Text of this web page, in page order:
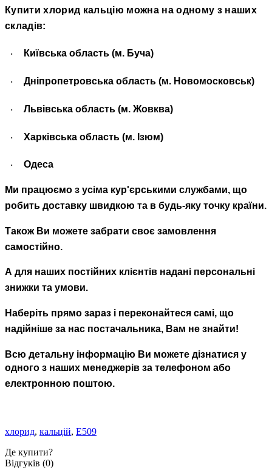
Купити хлорид кальцію можна на одному з наших
складів:
· Київська область (м. Буча)
· Дніпропетровська область (м. Новомосковськ)
· Львівська область (м. Жовква)
· Харківська область (м. Ізюм)
· Одеса
Ми працюємо з усіма кур'єрськими службами, що
робить доставку швидкою та в будь-яку точку країни.
Також Ви можете забрати своє замовлення
самостійно.
А для наших постійних клієнтів надані персональні
знижки та умови.
Наберіть прямо зараз і переконайтеся самі, що
надійніше за нас постачальника, Вам не знайти!
Всю детальну інформацію Ви можете дізнатися у
одного з наших менеджерів за телефоном або
електронною поштою.
хлорид, кальцій, Е509
Де купити?
Відгуків (0)